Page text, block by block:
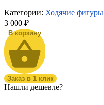
Категории: Ходячие фигуры
3 000 ₽
Заказ в 1 клик
Нашли дешевле?